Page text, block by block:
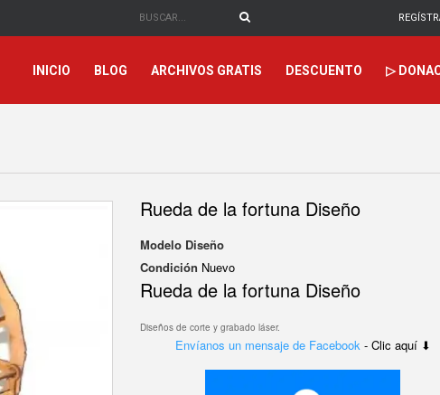
INICIO BLOG ARCHIVOS GRATIS DESCUENTO ▷
Rueda de la fortuna Diseño
Modelo Diseño
Condición Nuevo
Rueda de la fortuna Diseño
Diseños de corte y grabado láser.
Envíanos un mensaje de Facebook - Clic aquí ⬇